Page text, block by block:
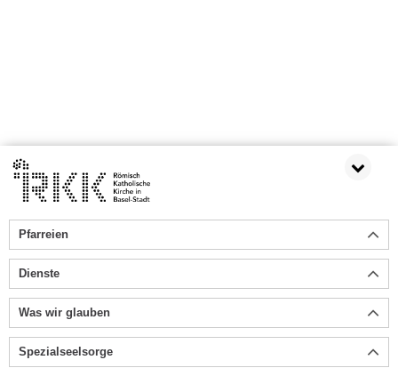
Pfarreien
Dienste
Was wir glauben
Spezialseelsorge